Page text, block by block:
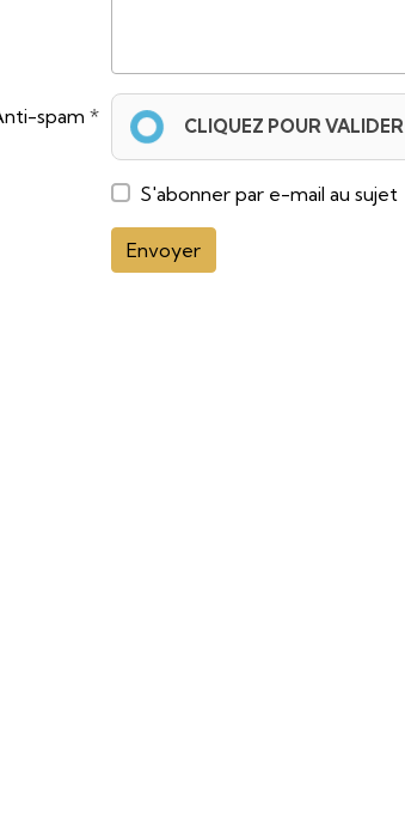
spam CLIQUEZ POUR VALIDER
S'abonner par e-mail au sujet
Envoyer